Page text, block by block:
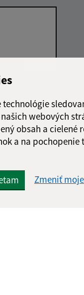
webových
obsah a cielené
a na
Zmeniť